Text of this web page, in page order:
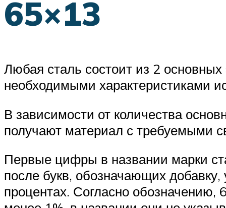
65×13
Любая сталь состоит из 2
необходимыми характеристиками
В зависимости от количества
получают материал с требуемыми
Первые цифры в названии марки
после букв, обозначающих
процентах. Согласно обозначению,